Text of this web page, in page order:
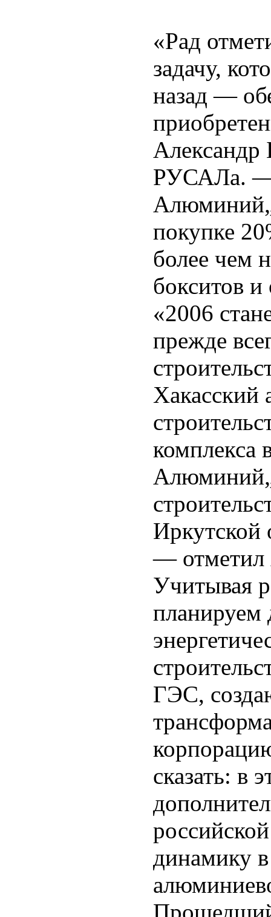
«Рад
задачу,
назад —
Александр
РУСАЛа. —
покупке
более чем
бокситов и
«2006
прежде
Хакасский
комплекса
Иркутской
— отметил
Учитывая
ГЭС,
сказать: в
динамику